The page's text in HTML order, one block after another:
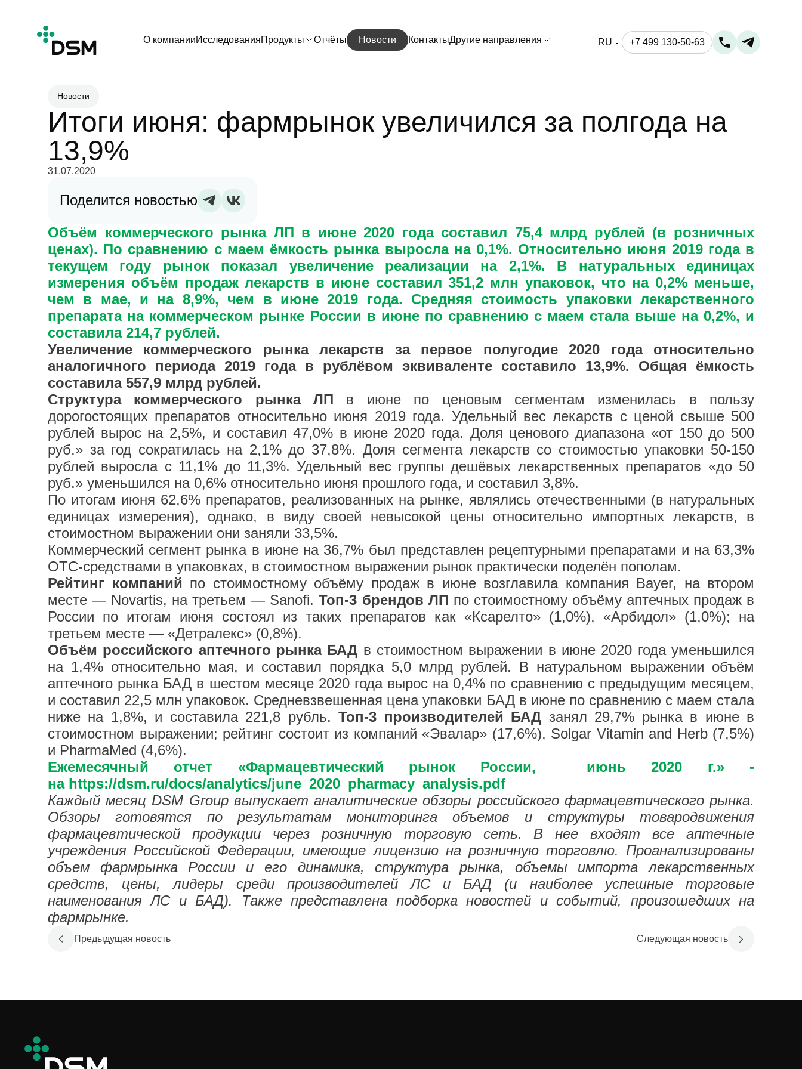
О компанииИсследованияПродукты Отчёты Новости КонтактыДругие направления RU +7 499 130-50-63
Новости
Итоги июня: фармрынок увеличился за полгода на
13,9%
31.07.2020
Поделится новостью
Объём коммерческого рынка ЛП в июне 2020 года составил 75,4 млрд рублей (в розничных
ценах). По сравнению с маем ёмкость рынка выросла на 0,1%. Относительно июня 2019 года в
текущем году рынок показал увеличение реализации на 2,1%. В натуральных единицах
измерения объём продаж лекарств в июне составил 351,2 млн упаковок, что на 0,2% меньше,
чем в мае, и на 8,9%, чем в июне 2019 года. Средняя стоимость упаковки лекарственного
препарата на коммерческом рынке России в июне по сравнению с маем стала выше на 0,2%, и
составила 214,7 рублей.
Увеличение коммерческого рынка лекарств за первое полугодие 2020 года относительно
аналогичного периода 2019 года в рублёвом эквиваленте составило 13,9%. Общая ёмкость
составила 557,9 млрд рублей.
Структура коммерческого рынка ЛП в июне по ценовым сегментам изменилась в пользу
дорогостоящих препаратов относительно июня 2019 года. Удельный вес лекарств с ценой свыше 500
рублей вырос на 2,5%, и составил 47,0% в июне 2020 года. Доля ценового диапазона «от 150 до 500
руб.» за год сократилась на 2,1% до 37,8%. Доля сегмента лекарств со стоимостью упаковки 50-150
рублей выросла с 11,1% до 11,3%. Удельный вес группы дешёвых лекарственных препаратов «до 50
руб.» уменьшился на 0,6% относительно июня прошлого года, и составил 3,8%.
По итогам июня 62,6% препаратов, реализованных на рынке, являлись отечественными (в натуральных
единицах измерения), однако, в виду своей невысокой цены относительно импортных лекарств, в
стоимостном выражении они заняли 33,5%.
Коммерческий сегмент рынка в июне на 36,7% был представлен рецептурными препаратами и на 63,3%
ОТС-средствами в упаковках, в стоимостном выражении рынок практически поделён пополам.
Рейтинг компаний по стоимостному объёму продаж в июне возглавила компания Bayer, на втором
месте — Novartis, на третьем — Sanofi.Топ-3 брендов ЛП по стоимостному объёму аптечных продаж в
России по итогам июня состоял из таких препаратов как «Ксарелто» (1,0%), «Арбидол» (1,0%); на
третьем месте — «Детралекс» (0,8%).
Объём российского аптечного рынка БАД в стоимостном выражении в июне 2020 года уменьшился
на 1,4% относительно мая, и составил порядка 5,0 млрд рублей. В натуральном выражении объём
аптечного рынка БАД в шестом месяце 2020 года вырос на 0,4% по сравнению с предыдущим месяцем,
и составил 22,5 млн упаковок. Средневзвешенная цена упаковки БАД в июне по сравнению с маем стала
ниже на 1,8%, и составила 221,8 рубль. Топ-3 производителей БАД занял 29,7% рынка в июне в
стоимостном выражении; рейтинг состоит из компаний «Эвалар» (17,6%), Solgar Vitamin and Herb (7,5%)
и PharmaMed (4,6%).
Ежемесячный отчет «Фармацевтический рынок России, июнь 2020 г.» -
на https://dsm.ru/docs/analytics/june_2020_pharmacy_analysis.pdf
Каждый месяц DSM Group выпускает аналитические обзоры российского фармацевтического рынка.
Обзоры готовятся по результатам мониторинга объемов и структуры товародвижения
фармацевтической продукции через розничную торговую сеть. В нее входят все аптечные
учреждения Российской Федерации, имеющие лицензию на розничную торговлю. Проанализированы
объем фармрынка России и его динамика, структура рынка, объемы импорта лекарственных
средств, цены, лидеры среди производителей ЛС и БАД (и наиболее успешные торговые
наименования ЛС и БАД). Также представлена подборка новостей и событий, произошедших на
фармрынке.
Предыдущая новость Следующая новость